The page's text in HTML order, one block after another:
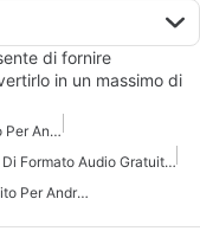
di fornire
in un massimo di
Convertitore Di Formato Audio Per Android
Convertitore Di Formato Audio Gratuito Per Android
Convertitore Video Gratuito Per Android